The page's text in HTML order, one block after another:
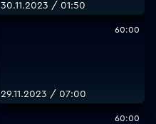
30.11.2023 / 01:50
60:00
29.11.2023 / 07:00
60:00